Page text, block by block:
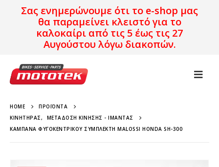
Σας ενημερώνουμε ότι το e-shop μας
θα παραμείνει κλειστό για το
καλοκαίρι από τις 5 έως τις 27
Αυγούστου λόγω διακοπών.
HOME
ΠΡΟΪΌΝΤΑ
ΚΙΝΗΤΉΡΑΣ,
ΜΕΤΆΔΟΣΗ ΚΊΝΗΣΗΣ - ΙΜΆΝΤΑΣ
ΚΑΜΠΆΝΑ ΦΥΓΟΚΕΝΤΡΙΚΟΎ ΣΥΜΠΛΈΚΤΗ MALOSSI HONDA SH-300